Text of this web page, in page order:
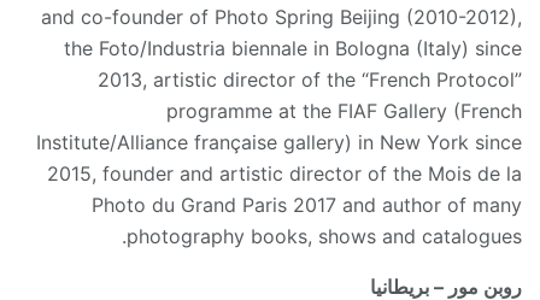
and co-founder of Photo Spring Beijing (2010-2012),
the Foto/Industria biennale in Bologna (Italy) since
2013, artistic director of the “French Protocol”
programme at the FIAF Gallery (French
Institute/Alliance française gallery) in New York since
2015, founder and artistic director of the Mois de la
Photo du Grand Paris 2017 and author of many
photography books, shows and catalogues.
روبن مور – بريطانيا